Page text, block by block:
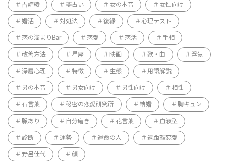
吉崎綾 夢占い 女の本音 女性向け
婚活 対処法 復縁 心理テスト
恋の溜まりBar 恋愛 恋活 手相
改善方法 星座 映画 歌・曲 浮気
深層心理 特徴 生態 用語解説
男の本音 男女向け 男性向け 相性
石言葉 秘密の恋愛研究所 結婚 胸キュン
脈あり 自分磨き 花言葉 血液型
診断 運勢 運命の人 遠距離恋愛
野呂佳代 顔